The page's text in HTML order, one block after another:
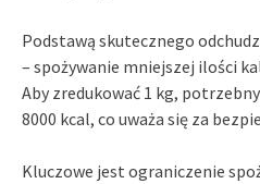
Podstawą skutecznego
– spożywanie mniejszej ilości
Aby zredukować 1 kg,
8000 kcal, co uważa się za
Kluczowe jest ograniczenie